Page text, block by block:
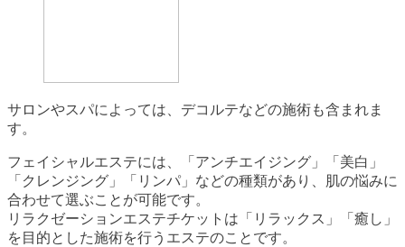
サロンやスパによっては、デコルテなどの施術も含まれま
す。
フェイシャルエステには、「アンチエイジング」「美白」
「クレンジング」「リンパ」などの種類があり、肌の悩みに
合わせて選ぶことが可能です。
リラクゼーションエステチケットは「リラックス」「癒し」
を目的とした施術を行うエステのことです。